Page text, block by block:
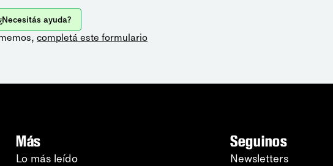
ayuda?
completá este formulario
Más
Lo más leído
Seguinos
Newsletters